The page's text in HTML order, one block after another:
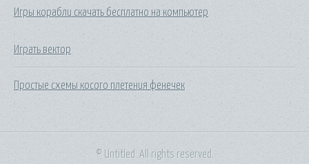
Игры корабли скачать бесплатно на компьютер
Играть вектор
Простые схемы косого плетения фенечек
© Untitled. All rights reserved.